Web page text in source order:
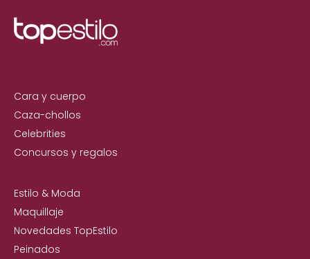
Cara y cuerpo
Caza-chollos
Celebrities
Concursos y regalos
Estilo & Moda
Maquillaje
Novedades TopEstilo
Peinados